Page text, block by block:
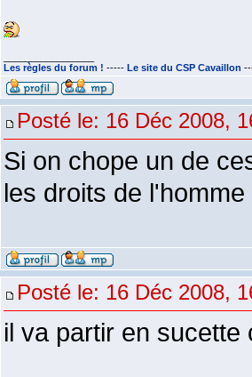
Les règles du forum ! ----- Le site du CSP Cavaillon
Posté le: 16 Déc 2008,
Si on chope un de
les droits de
Posté le: 16 Déc 2008,
il va partir en